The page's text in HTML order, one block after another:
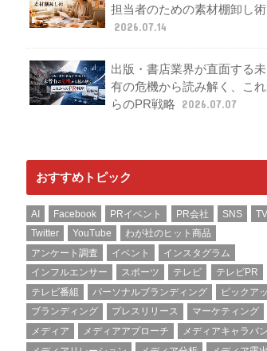
担当者のための素材棚卸し術
2026.07.14
出版・書店業界が直面する未
有の危機から読み解く、こ
らのPR戦略
2026.07.07
おすすめトピック
AI Facebook PRイベント PR会社 SNS
TV
Twitter
YouTube
わが社のヒット商品
アンケート調査
イベント
インスタグラム
インフルエンサー
スポーツ テレビ
テレビPR
テレビ番組
パーソナルブランディング
ピックア
ブランディング
プレスリリース
マーケティング
メディア
メディアアプローチ
メディアキャラバン